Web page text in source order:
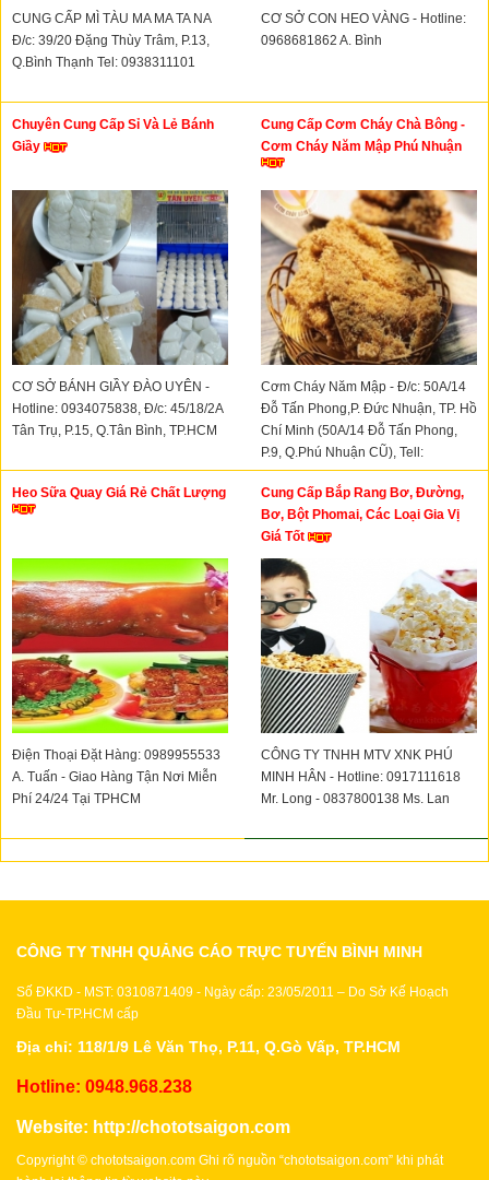
CUNG CẤP MÌ TÀU MA MA TA NA
Đ/c: 39/20 Đặng Thùy Trâm, P.13,
Q.Bình Thạnh Tel: 0938311101
CƠ SỞ CON HEO VÀNG - Hotline:
0968681862 A. Bình
Chuyên Cung Cấp Sỉ Và Lẻ Bánh
Giầy
CƠ SỞ BÁNH GIẦY ĐÀO UYÊN -
Hotline: 0934075838, Đ/c: 45/18/2A
Tân Trụ, P.15, Q.Tân Bình, TP.HCM
Cung Cấp Cơm Cháy Chà Bông -
Cơm Cháy Năm Mập Phú Nhuận
Cơm Cháy Năm Mập - Đ/c: 50A/14
Đỗ Tấn Phong,P. Đức Nhuận, TP. Hồ
Chí Minh (50A/14 Đỗ Tấn Phong,
P.9, Q.Phú Nhuận CŨ), Tell:
0776982425
Heo Sữa Quay Giá Rẻ Chất Lượng
Điện Thoại Đặt Hàng: 0989955533
A. Tuấn - Giao Hàng Tận Nơi Miễn
Phí 24/24 Tại TPHCM
Cung Cấp Bắp Rang Bơ, Đường,
Bơ, Bột Phomai, Các Loại Gia Vị
Giá Tốt
CÔNG TY TNHH MTV XNK PHÚ
MINH HÂN - Hotline: 0917111618
Mr. Long - 0837800138 Ms. Lan
CÔNG TY TNHH QUẢNG CÁO TRỰC TUYẾN BÌNH MINH
Số ĐKKD - MST: 0310871409 - Ngày cấp: 23/05/2011 – Do Sở Kế Hoạch
Đầu Tư-TP.HCM cấp
Địa chỉ: 118/1/9 Lê Văn Thọ, P.11, Q.Gò Vấp, TP.HCM
Hotline: 0948.968.238
Website: http://chototsaigon.com
Copyright © chototsaigon.com Ghi rõ nguồn “chototsaigon.com” khi phát